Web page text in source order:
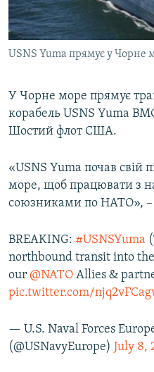
ВІДЕОУРОКИ «ELIFBE»
СВІДЧЕННЯ ОКУПАЦІЇ
УКРАЇНСЬКА ПРОБЛЕМА КРИМУ
Русский
Qırımtatar
USNS Yuma прямує у Чорне
У Чорне море прямує
корабель USNS Yuma
Шостий флот США.
«USNS Yuma почав свій
море, щоб працювати з
союзниками по НАТО», –
BREAKING: #USNSYuma
northbound transit into the
our @NATO Allies &
pic.twitter.com/
— U.S. Naval Forces
(@USNavyEurope) July 8,